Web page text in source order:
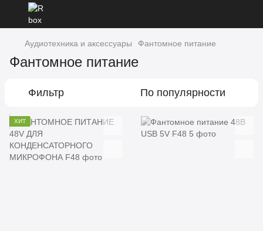
Аудиотехника и аксессуары Фантомное питание
Фантомное питание
Фильтр По популярности
ХИТ